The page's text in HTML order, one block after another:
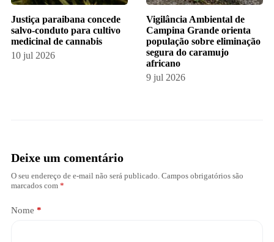
​Justiça paraibana concede
salvo-conduto para cultivo
medicinal de cannabis
10 jul 2026
Vigilância Ambiental de
Campina Grande orienta
população sobre eliminação
segura do caramujo
africano
9 jul 2026
Deixe um comentário
O seu endereço de e-mail não será publicado. Campos obrigatórios são
marcados com *
Nome *